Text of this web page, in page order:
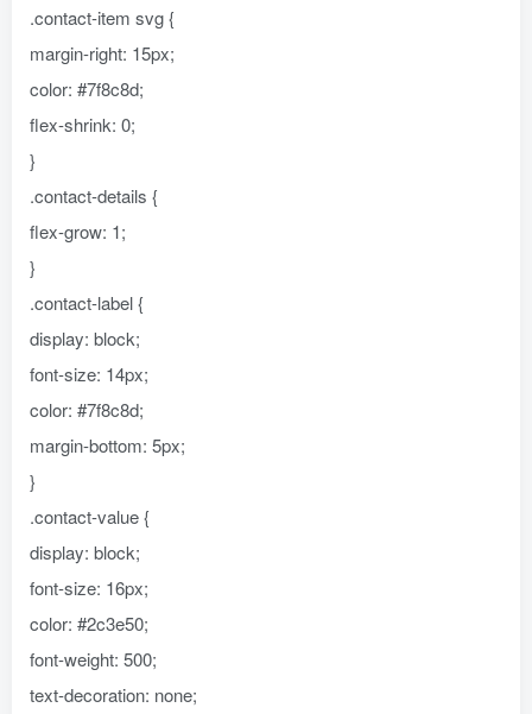
.contact-item svg {
margin-right: 15px;
color: #7f8c8d;
flex-shrink: 0;
}
.contact-details {
flex-grow: 1;
}
.contact-label {
display: block;
font-size: 14px;
color: #7f8c8d;
margin-bottom: 5px;
}
.contact-value {
display: block;
font-size: 16px;
color: #2c3e50;
font-weight: 500;
text-decoration: none;